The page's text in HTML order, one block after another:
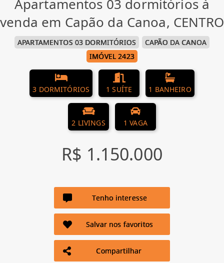
Apartamentos 03 dormitórios à
venda em Capão da Canoa, CENTRO
APARTAMENTOS 03 DORMITÓRIOS
CAPÃO DA CANOA
IMÓVEL 2423
3 DORMITÓRIOS 1 SUÍTE 1 BANHEIRO
2 LIVINGS 1 VAGA
R$ 1.150.000
Tenho interesse
Salvar nos favoritos
Compartilhar